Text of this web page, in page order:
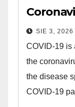
SIE 3, 2026
COVID-19 is
the
the disease
COVID-19